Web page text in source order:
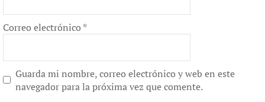
Correo electrónico *
Guarda mi nombre, correo electrónico y web en este
navegador para la próxima vez que comente.